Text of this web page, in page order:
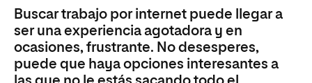
Buscar trabajo por internet puede llegar a
ser una experiencia agotadora y en
ocasiones, frustrante. No desesperes,
puede que haya opciones interesantes a